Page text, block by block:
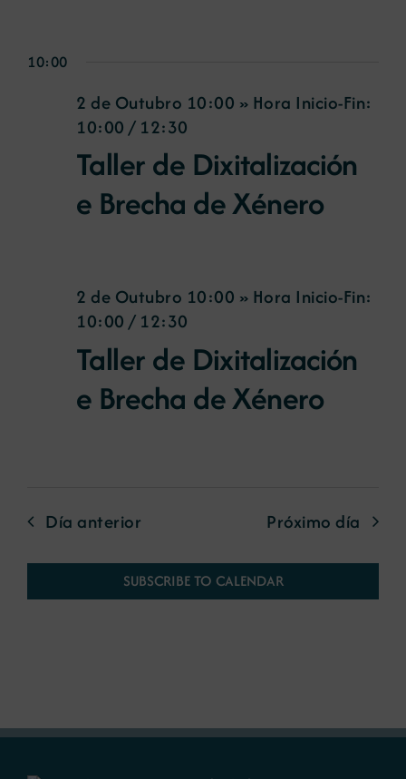
10:00
Taller de Dixitalización
e Brecha de Xénero
2 de Outubro 10:00 » Hora Inicio-Fin:
10:00 / 12:30
Taller de Dixitalización
e Brecha de Xénero
2 de Outubro 10:00 » Hora Inicio-Fin:
10:00 / 12:30
Día anterior Próximo día
SUBSCRIBE TO CALENDAR